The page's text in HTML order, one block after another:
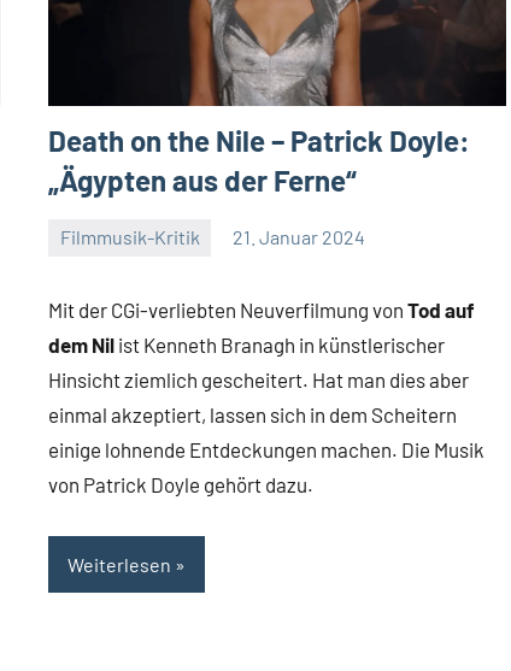
Death on the Nile – Patrick Doyle:
„Ägypten aus der Ferne“
Filmmusik-Kritik 21. Januar 2024
Mit der CGi-verliebten Neuverfilmung von Tod auf
dem Nil ist Kenneth Branagh in künstlerischer
Hinsicht ziemlich gescheitert. Hat man dies aber
einmal akzeptiert, lassen sich in dem Scheitern
einige lohnende Entdeckungen machen. Die Musik
von Patrick Doyle gehört dazu.
Weiterlesen